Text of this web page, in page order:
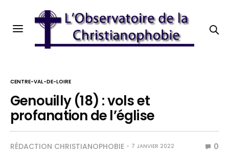
CENTRE-VAL-DE-LOIRE
Genouilly (18) : vols et
profanation de l’église
RÉDACTION CHRISTIANOPHOBIE 7 JANVIER 2022 0